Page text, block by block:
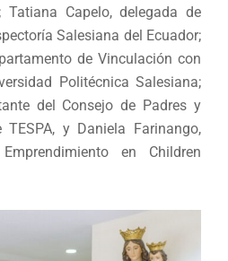
Tatiana Capelo, delegada de
Salesiana del Ecuador;
de Vinculación con
Politécnica Salesiana;
del Consejo de Padres y
y Daniela Farinango,
en Children